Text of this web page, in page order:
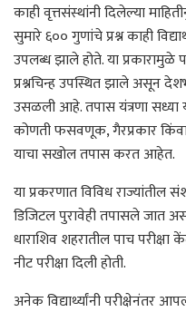
काही वृत्तसंस्थांनी दिलेल्या
सुमारे ६०० गुणांचे प्रश्न काही
उपलब्ध झाले होते. या प्रकारामुळे
प्रश्नचिन्ह उपस्थित झाले असून
उसळली आहे. तपास यंत्रणा सध्या
कोणती फसवणूक, गैरप्रकार
याचा सखोल तपास करत आहेत.
या प्रकरणात विविध
डिजिटल पुरावेही तपासले जात
धाराशिव शहरातील पाच परीक्षा
नीट परीक्षा दिली होती.
अनेक विद्यार्थ्यांनी परीक्षेनंतर